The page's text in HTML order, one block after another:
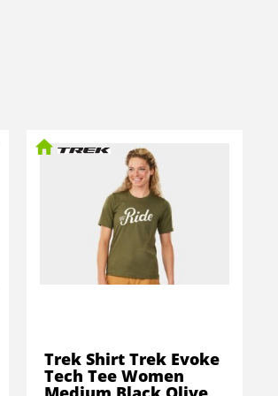
Trek Shirt Trek Evoke
Tech Tee Women